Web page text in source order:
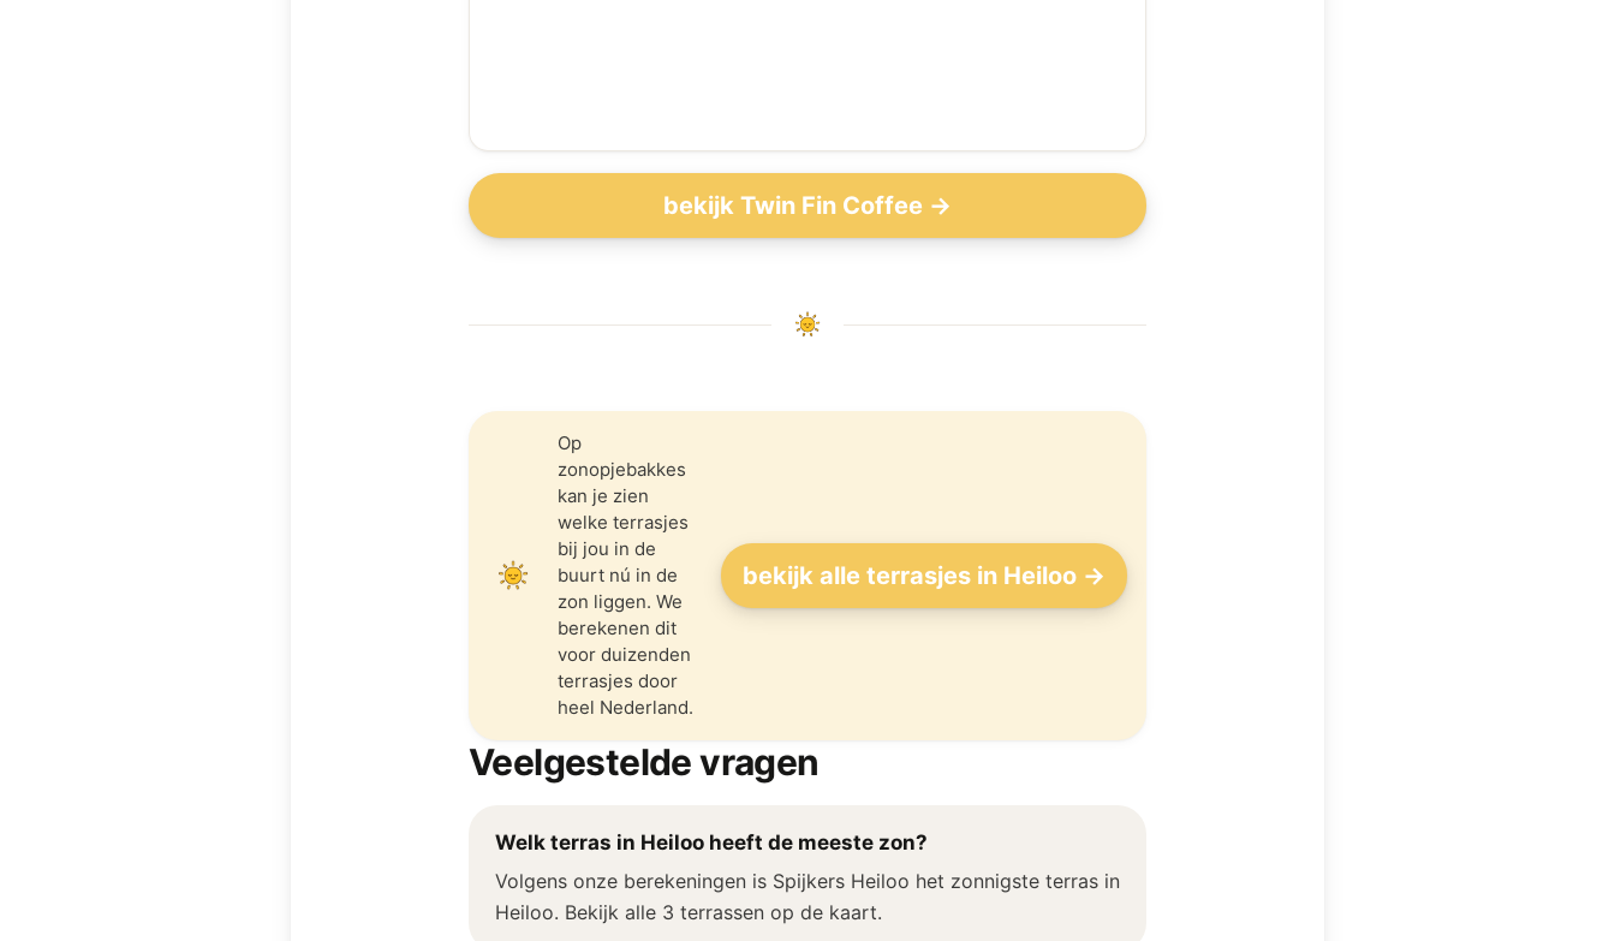
bekijk Twin Fin Coffee →
Op
zonopjebakkes
kan je zien
welke terrasjes
bij jou in de
buurt nú in de
zon liggen. We
berekenen dit
voor duizenden
terrasjes door
heel Nederland.
bekijk alle terrasjes in Heiloo →
Veelgestelde vragen
Welk terras in Heiloo heeft de meeste zon?
Volgens onze berekeningen is Spijkers Heiloo het zonnigste terras in
Heiloo. Bekijk alle 3 terrassen op de kaart.